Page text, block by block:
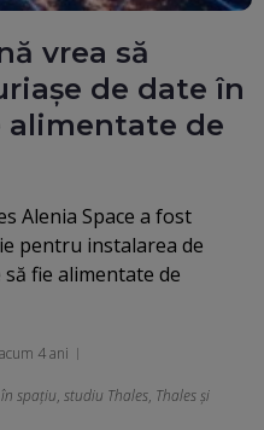
vrea să
de date în
alimentate de
Alenia Space a fost
pentru instalarea de
fie alimentate de
acum 4 ani
spațiu, studiu Thales, Thales și